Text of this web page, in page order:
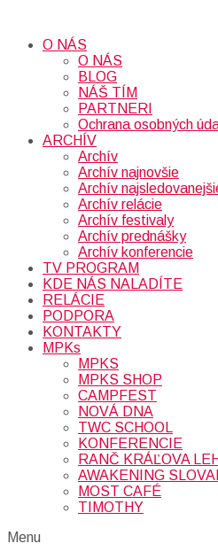
O NÁS
O NÁS
BLOG
NÁŠ TÍM
PARTNERI
Ochrana osobných
ARCHÍV
Archív
Archív najnovšie
Archív
Archív relácie
Archív festivaly
Archív prednášky
Archív konferencie
TV PROGRAM
KDE NÁS NALADÍTE
RELÁCIE
PODPORA
KONTAKTY
MPKs
MPKS
MPKS SHOP
CAMPFEST
NOVÁ DNA
TWC SCHOOL
KONFERENCIE
RANČ KRÁĽOVA
AWAKENING
MOST CAFÉ
TIMOTHY
Menu